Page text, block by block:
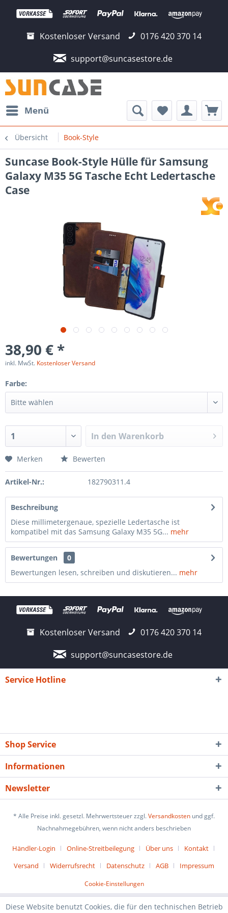
Kostenloser Versand
0176 420 370 14
support@suncasestore.de
Menü
Übersicht Book-Style
Suncase Book-Style Hülle für Samsung
Galaxy M35 5G Tasche Echt Ledertasche
Case
38,90 € *
inkl. MwSt. Kostenloser Versand
Farbe:
In den Warenkorb
Merken Bewerten
Artikel-Nr.: 182790311.4
Beschreibung
Diese millimetergenaue, spezielle Ledertasche ist
kompatibel mit das Samsung Galaxy M35 5G... mehr
Bewertungen
0
Bewertungen lesen, schreiben und diskutieren... mehr
Kostenloser Versand
0176 420 370 14
support@suncasestore.de
Service Hotline
Shop Service
Informationen
Newsletter
* Alle Preise inkl. gesetzl. Mehrwertsteuer zzgl.Versandkosten und ggf.
Nachnahmegebühren, wenn nicht anders beschrieben
Händler-Login Online-Streitbeilegung Über uns
Kontakt
Versand
Widerrufsrecht Datenschutz AGB Impressum
Cookie-Einstellungen
Diese Website benutzt Cookies, die für den technischen Betrieb